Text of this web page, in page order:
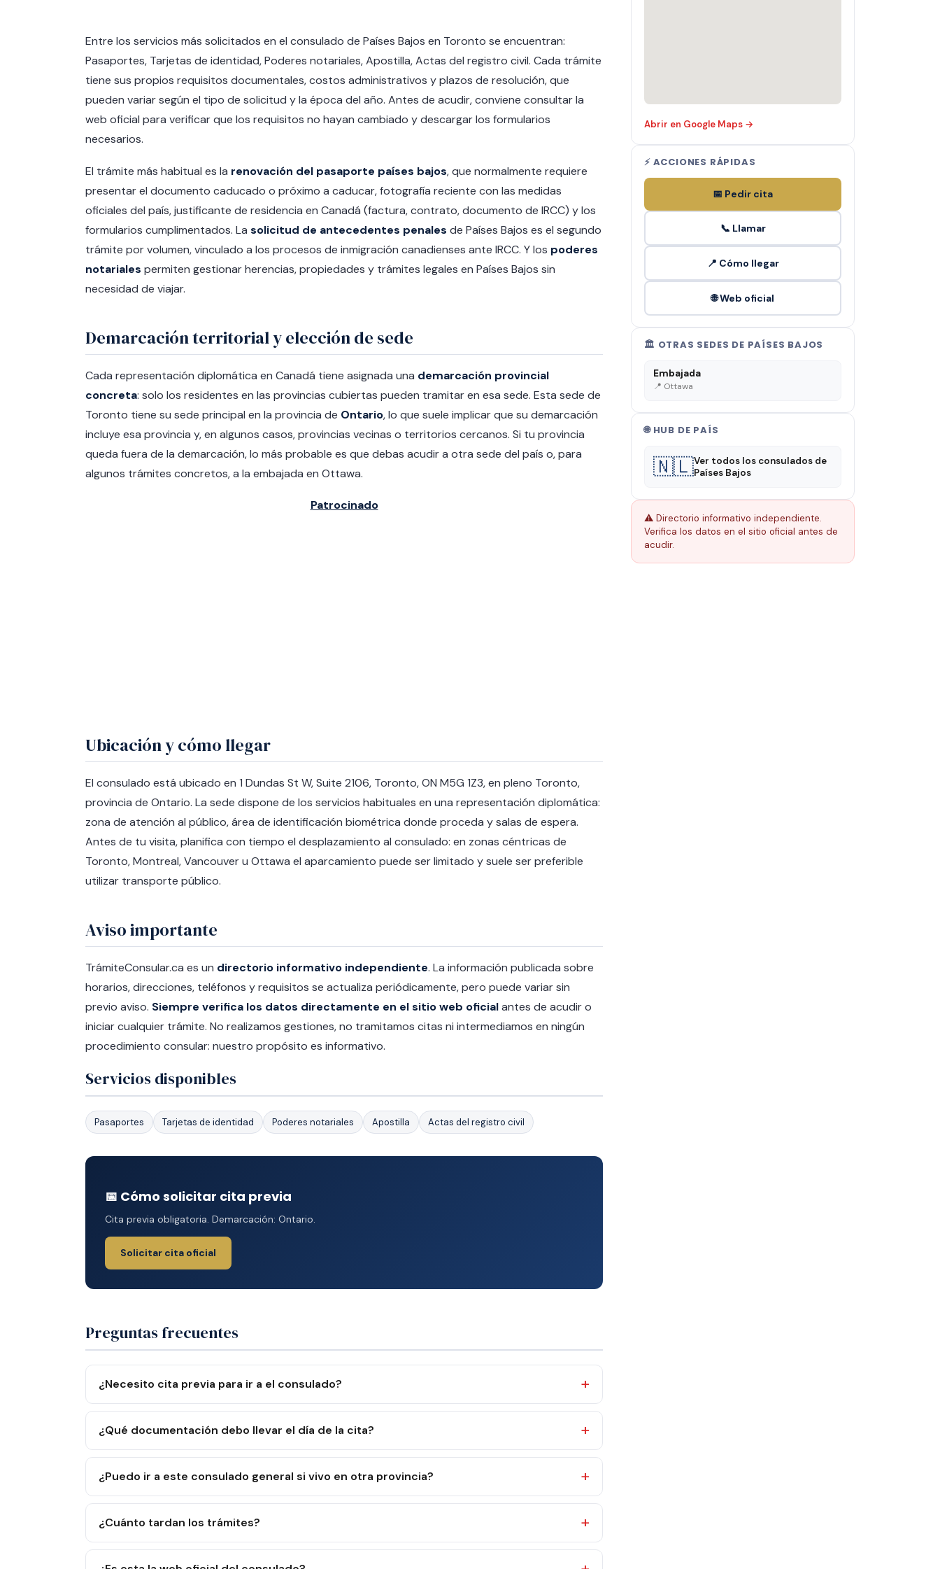
Abrir en Google Maps →
⚡ ACCIONES RÁPIDAS
📅 Pedir cita
📞 Llamar
📍 Cómo llegar
🌐 Web oficial
🏛️ OTRAS SEDES DE PAÍSES BAJOS
Embajada
📍 Ottawa
🌐 HUB DE PAÍS
🇳🇱Ver todos los consulados de
Países Bajos
⚠️ Directorio informativo independiente.
Verifica los datos en el sitio oficial antes de
acudir.
Entre los servicios más solicitados en el consulado de Países Bajos en Toronto se encuentran:
Pasaportes, Tarjetas de identidad, Poderes notariales, Apostilla, Actas del registro civil. Cada trámite
tiene sus propios requisitos documentales, costos administrativos y plazos de resolución, que
pueden variar según el tipo de solicitud y la época del año. Antes de acudir, conviene consultar la
web oficial para verificar que los requisitos no hayan cambiado y descargar los formularios
necesarios.
El trámite más habitual es la renovación del pasaporte países bajos, que normalmente requiere
presentar el documento caducado o próximo a caducar, fotografía reciente con las medidas
oficiales del país, justificante de residencia en Canadá (factura, contrato, documento de IRCC) y los
formularios cumplimentados. La solicitud de antecedentes penales de Países Bajos es el segundo
trámite por volumen, vinculado a los procesos de inmigración canadienses ante IRCC. Y los poderes
notariales permiten gestionar herencias, propiedades y trámites legales en Países Bajos sin
necesidad de viajar.
Demarcación territorial y elección de sede
Cada representación diplomática en Canadá tiene asignada una demarcación provincial
concreta: solo los residentes en las provincias cubiertas pueden tramitar en esa sede. Esta sede de
Toronto tiene su sede principal en la provincia de Ontario, lo que suele implicar que su demarcación
incluye esa provincia y, en algunos casos, provincias vecinas o territorios cercanos. Si tu provincia
queda fuera de la demarcación, lo más probable es que debas acudir a otra sede del país o, para
algunos trámites concretos, a la embajada en Ottawa.
Ubicación y cómo llegar
El consulado está ubicado en 1 Dundas St W, Suite 2106, Toronto, ON M5G 1Z3, en pleno Toronto,
provincia de Ontario. La sede dispone de los servicios habituales en una representación diplomática:
zona de atención al público, área de identificación biométrica donde proceda y salas de espera.
Antes de tu visita, planifica con tiempo el desplazamiento al consulado: en zonas céntricas de
Toronto, Montreal, Vancouver u Ottawa el aparcamiento puede ser limitado y suele ser preferible
utilizar transporte público.
Aviso importante
TrámiteConsular.ca es un directorio informativo independiente. La información publicada sobre
horarios, direcciones, teléfonos y requisitos se actualiza periódicamente, pero puede variar sin
previo aviso. Siempre verifica los datos directamente en el sitio web oficialantes de acudir o
iniciar cualquier trámite. No realizamos gestiones, no tramitamos citas ni intermediamos en ningún
procedimiento consular: nuestro propósito es informativo.
Servicios disponibles
Pasaportes Tarjetas de identidad Poderes notariales Apostilla Actas del registro civil
📅 Cómo solicitar cita previa
Cita previa obligatoria. Demarcación: Ontario.
Solicitar cita oficial
Preguntas frecuentes
¿Necesito cita previa para ir a el consulado?
¿Qué documentación debo llevar el día de la cita?
¿Puedo ir a este consulado general si vivo en otra provincia?
¿Cuánto tardan los trámites?